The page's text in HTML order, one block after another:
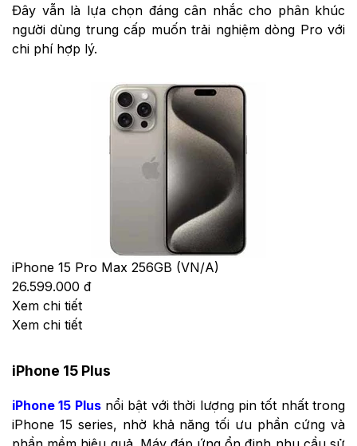
Đây vẫn là lựa chọn đáng cân nhắc cho phân khúc
người dùng trung cấp muốn trải nghiệm dòng Pro với
chi phí hợp lý.
iPhone 15 Pro Max 256GB (VN/A)
26.599.000 đ
Xem chi tiết
Xem chi tiết
iPhone 15 Plus
iPhone 15 Plusnổi bật với thời lượng pin tốt nhất trong
iPhone 15 series, nhờ khả năng tối ưu phần cứng và